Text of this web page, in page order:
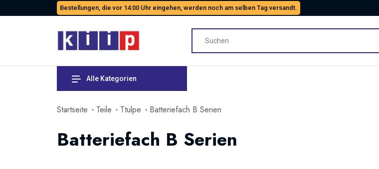
Bestellungen, die vor 14:00 Uhr eingehen, werden noch am selben Tag versandt.
Alle Kategorien
Startseite Teile Ttulpe Batteriefach B Serien
Batteriefach B Serien